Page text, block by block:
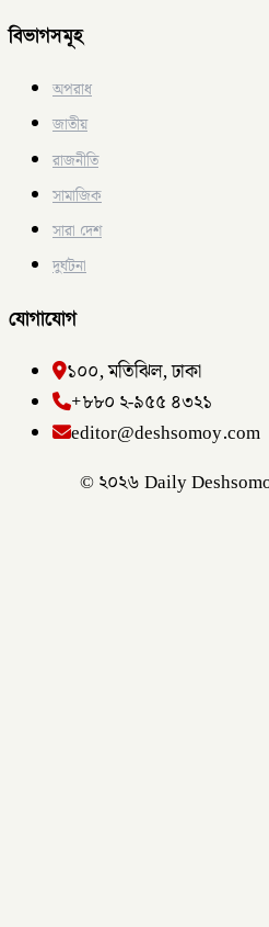
বিভাগসমূহ
অপরাধ
জাতীয়
রাজনীতি
সামাজিক
সারা দেশ
দুর্ঘটনা
যোগাযোগ
১০০, মতিঝিল, ঢাকা
+৮৮০ ২-৯৫৫ ৪৩২১
editor@deshsomoy.com
© ২০২৬ Daily